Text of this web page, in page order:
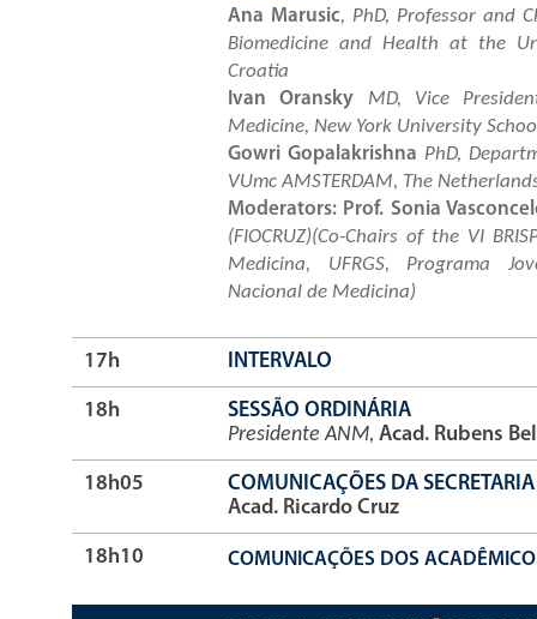
Ana Marusic, PhD, Professor and
Biomedicine and Health at the
Croatia
Ivan Oransky MD, Vice
Medicine, New York University
Gowri Gopalakrishna PhD,
VUmc AMSTERDAM, The
Moderators: Prof. Sonia
(FIOCRUZ)(Co-Chairs of the VI
Medicina, UFRGS, Programa
Nacional de Medicina)
17h INTERVALO
18h
SESSÃO ORDINÁRIA
Presidente ANM, Acad. Rubens
18h05
COMUNICAÇÕES DA
Acad. Ricardo Cruz
18h10 COMUNICAÇÕES DOS